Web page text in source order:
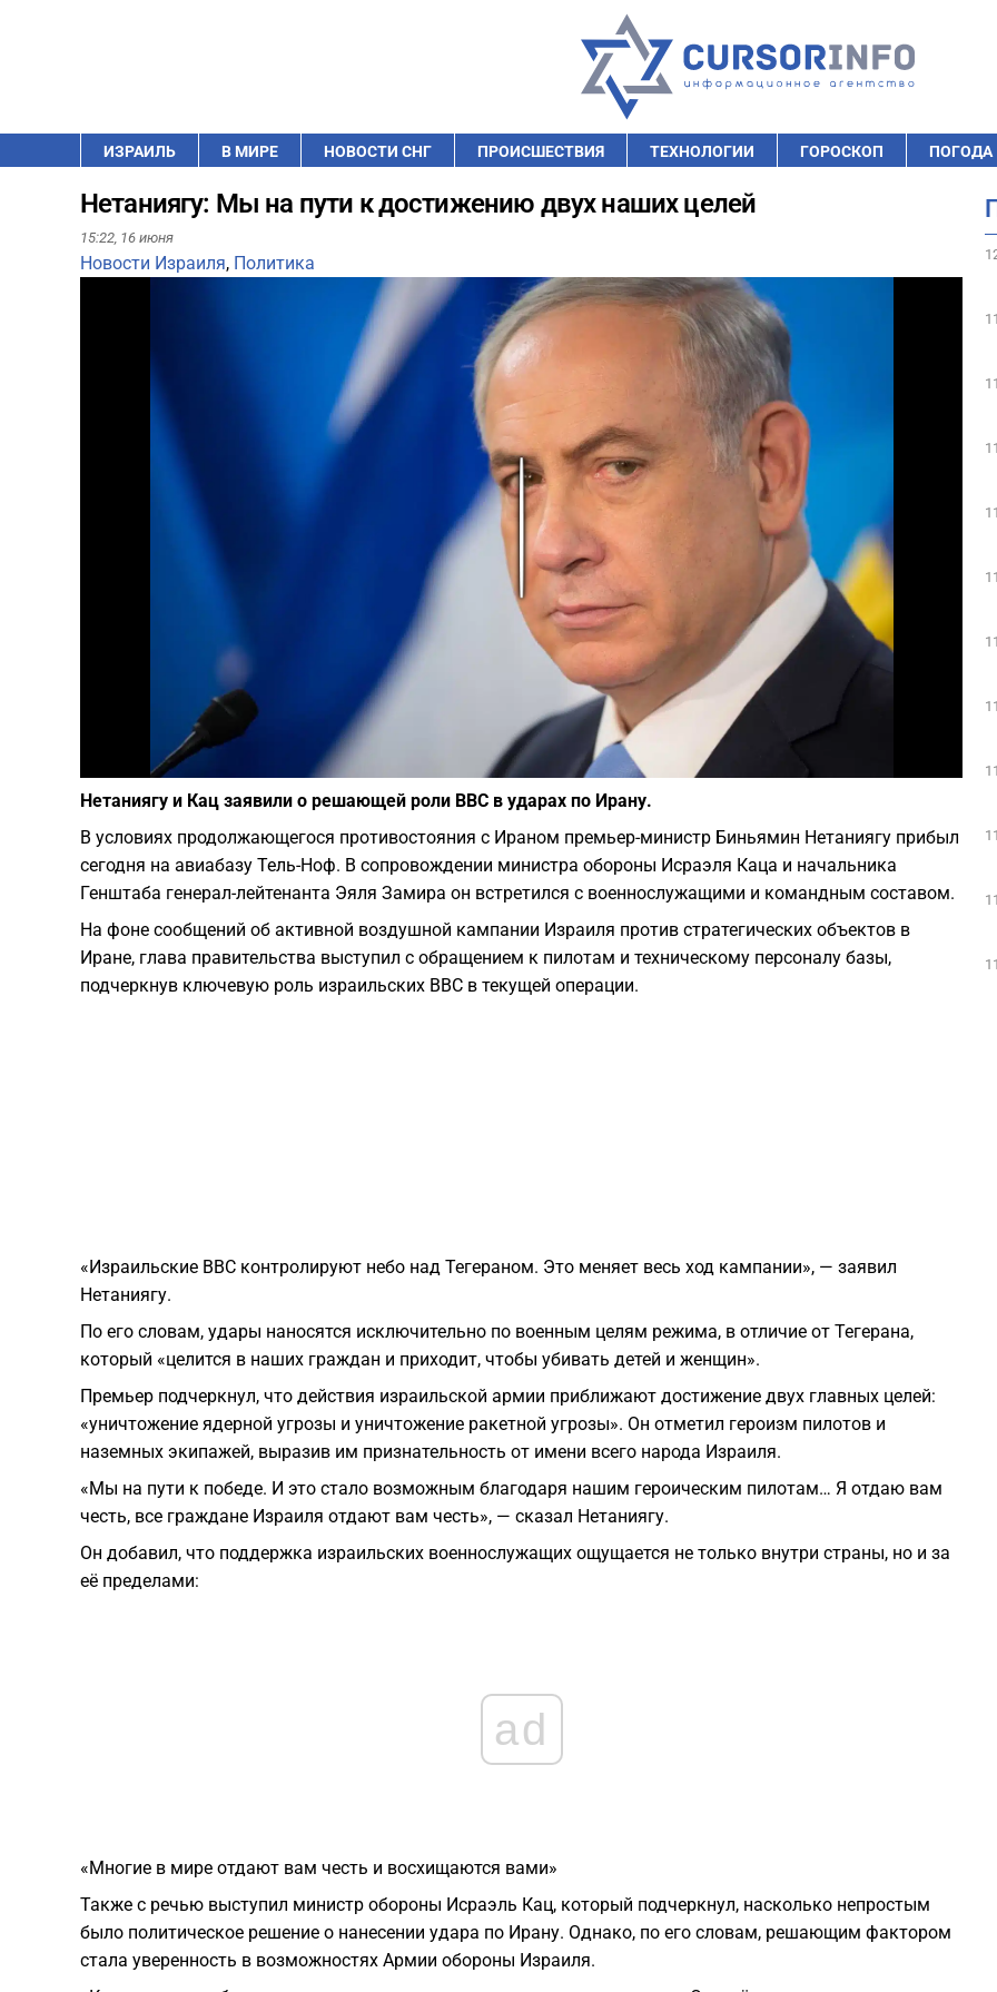
ИЗРАИЛЬ В МИРЕ НОВОСТИ СНГ ПРОИСШЕСТВИЯ ТЕХНОЛОГИИ ГОРОСКОП ПОГОДА
Нетаниягу: Мы на пути к достижению двух наших целей
15:22, 16 июня
Новости Израиля, Политика
Play
Нетаниягу и Кац заявили о решающей роли ВВС в ударах по Ирану.
В условиях продолжающегося противостояния с Ираном премьер-министр Биньямин Нетаниягу прибыл
сегодня на авиабазу Тель-Ноф. В сопровождении министра обороны Исраэля Каца и начальника
Генштаба генерал-лейтенанта Эяля Замира он встретился с военнослужащими и командным составом.
На фоне сообщений об активной воздушной кампании Израиля против стратегических объектов в
Иране, глава правительства выступил с обращением к пилотам и техническому персоналу базы,
подчеркнув ключевую роль израильских ВВС в текущей операции.
«Израильские ВВС контролируют небо над Тегераном. Это меняет весь ход кампании», — заявил
Нетаниягу.
По его словам, удары наносятся исключительно по военным целям режима, в отличие от Тегерана,
который «целится в наших граждан и приходит, чтобы убивать детей и женщин».
Премьер подчеркнул, что действия израильской армии приближают достижение двух главных целей:
«уничтожение ядерной угрозы и уничтожение ракетной угрозы». Он отметил героизм пилотов и
наземных экипажей, выразив им признательность от имени всего народа Израиля.
«Мы на пути к победе. И это стало возможным благодаря нашим героическим пилотам… Я отдаю вам
честь, все граждане Израиля отдают вам честь», — сказал Нетаниягу.
Он добавил, что поддержка израильских военнослужащих ощущается не только внутри страны, но и за
её пределами:
ad
«Многие в мире отдают вам честь и восхищаются вами»
Также с речью выступил министр обороны Исраэль Кац, который подчеркнул, насколько непростым
было политическое решение о нанесении удара по Ирану. Однако, по его словам, решающим фактором
стала уверенность в возможностях Армии обороны Израиля.